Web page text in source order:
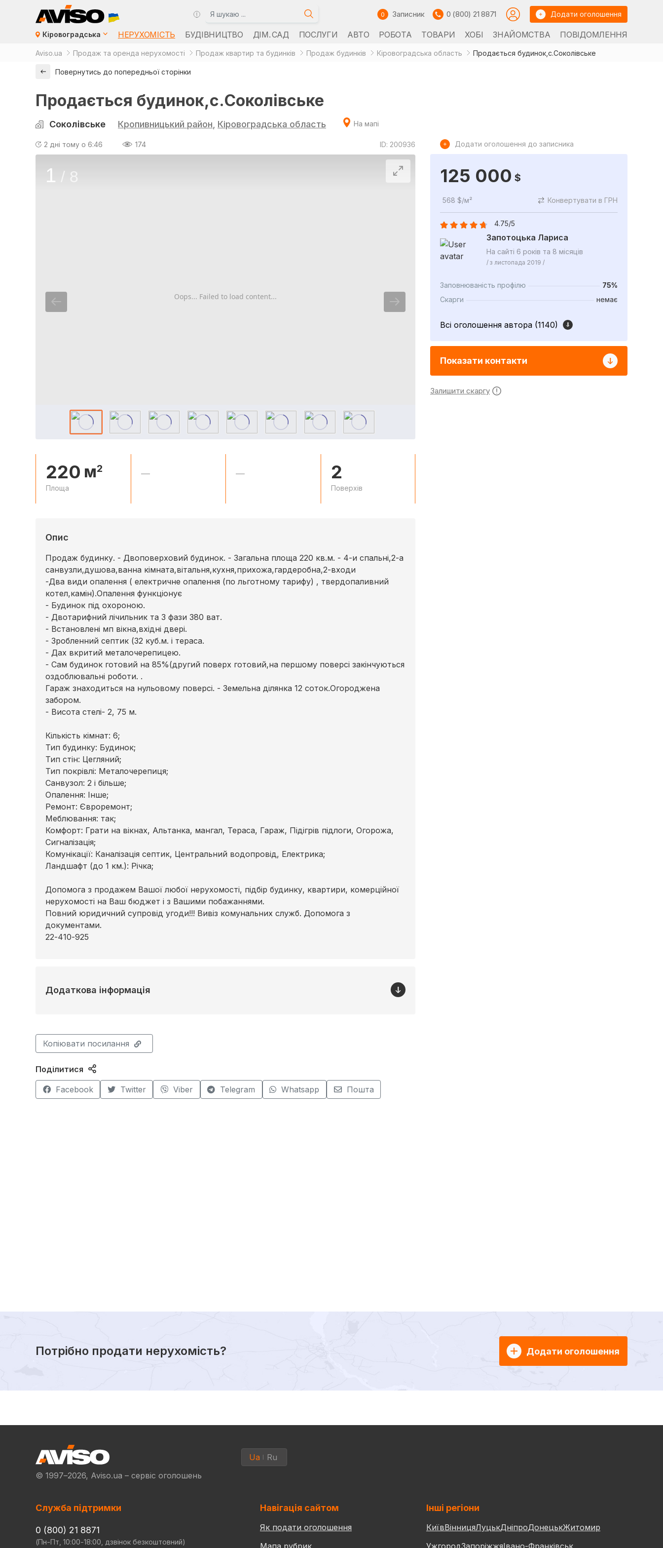
0 Записник 0 (800) 21 8871 Додати оголошення
Кіровоградська НЕРУХОМІСТЬ БУДІВНИЦТВО ДІМ. САД ПОСЛУГИ АВТО РОБОТА ТОВАРИ ХОБІ ЗНАЙОМСТВА ПОВІДОМЛЕННЯ
Aviso.ua Продаж та оренда нерухомості Продаж квартир та будинків Продаж будинків Кіровоградська область Продається будинок,с.Соколівське
Повернутись до попередньої сторінки
Продається будинок,с.Соколівське
Соколівське Кропивницький район Кіровоградська область На мапі
2 дні тому о 6:46 174 ID: 200936
Oops... Failed to load content...
1 / 8
220 м2
Площа
— — 2
Поверхів
Опис
Продаж будинку. - Двоповерховий будинок. - Загальна площа 220 кв.м. - 4-и спальні,2-а
санвузли,душова,ванна кімната,вітальня,кухня,прихожа,гардеробна,2-входи
-Два види опалення ( електричне опалення (по льготному тарифу) , твердопаливний
котел,камін).Опалення функціонує
- Будинок під охороною.
- Двотарифний лічильник та 3 фази 380 ват.
- Встановлені мп вікна,вхідні двері.
- Зробленний септик (32 куб.м. і тераса.
- Дах вкритий металочерепицею.
- Сам будинок готовий на 85%(другий поверх готовий,на першому поверсі закінчуються
оздоблювальні роботи. .
Гараж знаходиться на нульовому поверсі. - Земельна ділянка 12 соток.Огороджена
забором.
- Висота стелі- 2, 75 м.
Кількість кімнат: 6;
Тип будинку: Будинок;
Тип стін: Цегляний;
Тип покрівлі: Металочерепиця;
Cанвузол: 2 і більше;
Опалення: Інше;
Ремонт: Євроремонт;
Меблювання: так;
Комфорт: Грати на вікнах, Альтанка, мангал, Тераса, Гараж, Підігрів підлоги, Огорожа,
Сигналізація;
Комунікації: Каналізація септик, Центральний водопровід, Електрика;
Ландшафт (до 1 км.): Річка;
Допомога з продажем Вашої любої нерухомості, підбір будинку, квартири, комерційної
нерухомості на Ваш бюджет і з Вашими побажаннями.
Повний юридичний супровід угоди!!! Вивіз комунальних служб. Допомога з
документами.
22-410-925
Додаткова інформація
Копіювати посилання
Поділитися
Facebook Twitter Viber Telegram Whatsapp Пошта
Додати оголошення до записника
125 000 $
568 $/м² Конвертувати в ГРН
4.75/5
Запотоцька Лариса
На сайті 6 років та 8 місяців
/ з листопада 2019 /
Заповнюваність профілю
75%
Скарги
немає
Всі оголошення автора (1140)
Показати контакти
Залишити скаргу
Потрібно продати нерухомість? Додати оголошення
© 1997–2026, Aviso.ua – сервіс оголошень
Ua Ru
Служба підтримки
0 (800) 21 8871
(Пн-Пт, 10:00-18:00, дзвінок безкоштовний)
Навігація сайтом
Як подати оголошення
Інші регіони
КиївВінницяЛуцькДніпроДонецькЖитомир